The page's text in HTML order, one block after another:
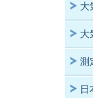
大
大
測
日